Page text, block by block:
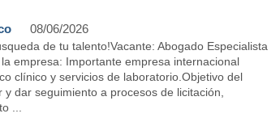
08/06/2026
de tu talento!Vacante: Abogado Especialista
empresa: Importante empresa internacional
clínico y servicios de laboratorio.Objetivo del
dar seguimiento a procesos de licitación,
...